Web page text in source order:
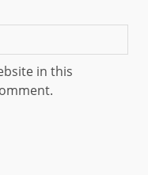
in this